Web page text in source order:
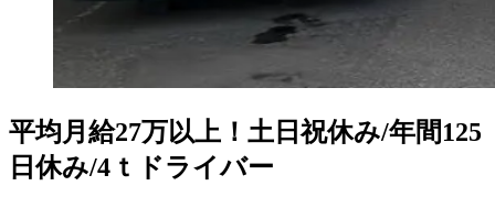
平均月給27万以上！土日祝休み/年間125
日休み/4ｔドライバー